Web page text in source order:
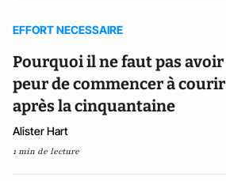
EFFORT NECESSAIRE
Pourquoi il ne faut pas avoir
peur de commencer à courir
après la cinquantaine
Alister Hart
1 min de lecture